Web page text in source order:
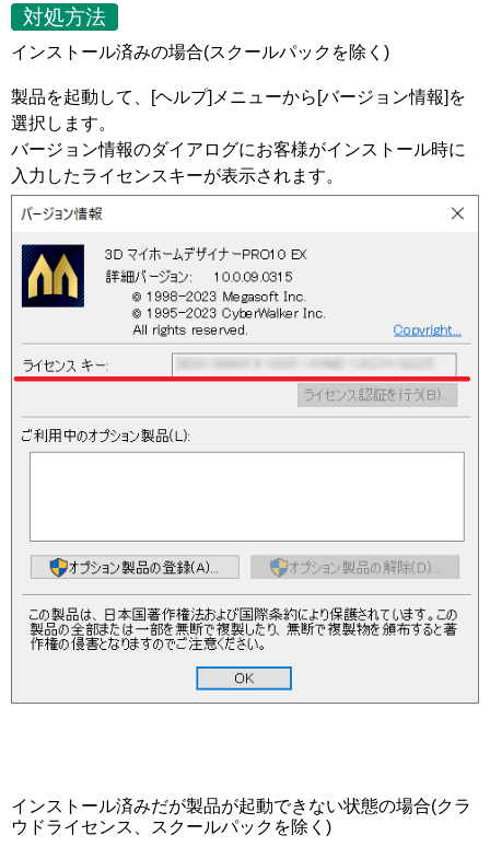
対処方法
インストール済みの場合(スクールパックを除く)
製品を起動して、[ヘルプ]メニューから[バージョン情報]を
選択します。
バージョン情報のダイアログにお客様がインストール時に
入力したライセンスキーが表示されます。
インストール済みだが製品が起動できない状態の場合(クラ
ウドライセンス、スクールパックを除く)